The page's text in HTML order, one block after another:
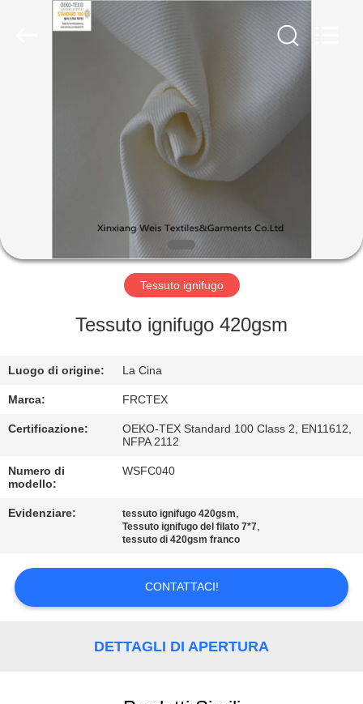
PRODOTTI
GIRO
FABBRICA
CONTROLLO
DI
QUALITÀ
CONTATTICI
RICHIEDA
CITAZIONE
Textiles&Garments
Tessuto ignifugo
Tessuto ignifugo 420gsm
Luogo di origine: La Cina
Marca: FRCTEX
Certificazione:
OEKO-TEX Standard 100 Class 2, EN11612,
NFPA 2112
Numero di
modello:
WSFC040
Evidenziare: tessuto ignifugo 420gsm,
Tessuto ignifugo del filato 7*7,
tessuto di 420gsm franco
CONTATTACI!
DETTAGLI DI APERTURA